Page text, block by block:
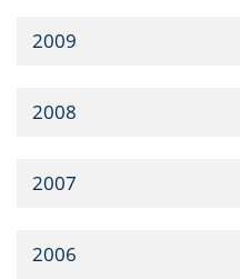
2009
2008
2007
2006